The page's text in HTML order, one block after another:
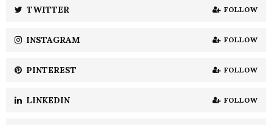
H
TWITTER FOLLOW
INSTAGRAM FOLLOW
PINTEREST FOLLOW
LINKEDIN FOLLOW